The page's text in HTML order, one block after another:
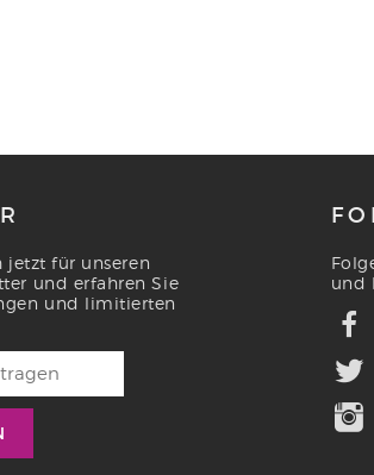
jetzt für unseren
und erfahren Sie
und limitierten
und